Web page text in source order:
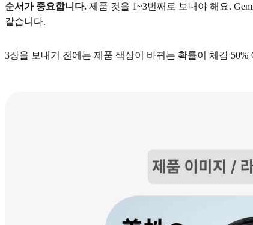
순서가 중요합니다. 제품 컷을 1~3번째로 보내야 해요.
같습니다.
3장을 보내기 전에는 제품 색상이 바뀌는 확률이 체감